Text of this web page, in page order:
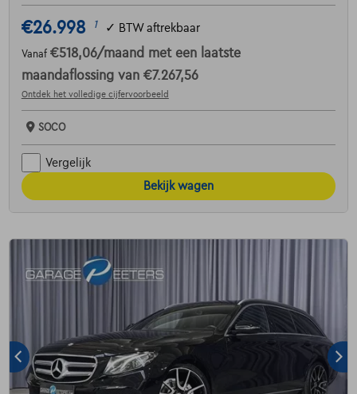
€26.998 1 ✓ BTW aftrekbaar
Vanaf €518,06/maand met een laatste
maandaflossing van €7.267,56
Ontdek het volledige cijfervoorbeeld
SOCO
Vergelijk
Bekijk wagen